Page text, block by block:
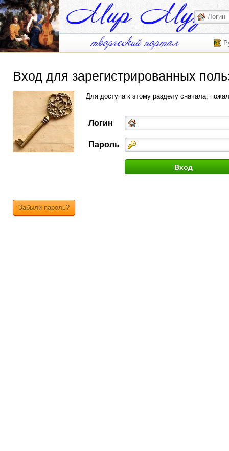
Вход для зарегистрированных
Для доступа к этому разделу сначала,
Логин
Пароль
Забыли пароль?